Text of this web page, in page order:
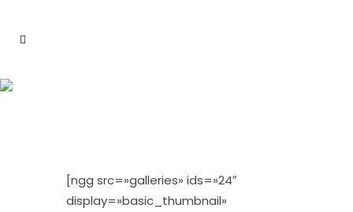
[ngg src=»galleries» ids=»24″
display=»basic_thumbnail»